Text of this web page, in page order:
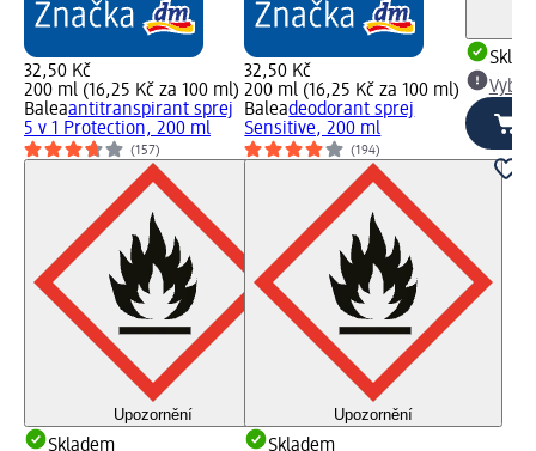
32,50 Kč
200 ml (16,25 Kč za 100 ml)
Baleaantitranspirant sprej
5 v 1 Protection, 200 ml
(157)
Upozornění
Skladem
32,50 Kč
200 ml (16,25 Kč za 100 ml)
Baleadeodorant sprej
Sensitive, 200 ml
(194)
Upozornění
Skladem